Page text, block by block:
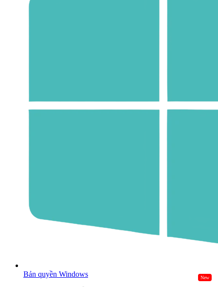
Bản quyền Windows New